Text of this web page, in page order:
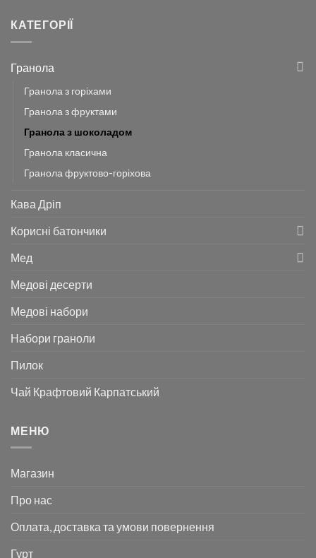
КАТЕГОРІЇ
Гранола
Гранола з горіхами
Гранола з фруктами
Гранола з шоколадом
Гранола класична
Гранола фруктово-горіхова
Кава Дріп
Корисні батончики
Мед
Медові десерти
Медові набори
Набори граноли
Пилок
Чай Крафтовий Карпатський
МЕНЮ
Магазин
Про нас
Оплата, доставка та умови повернення
Гурт